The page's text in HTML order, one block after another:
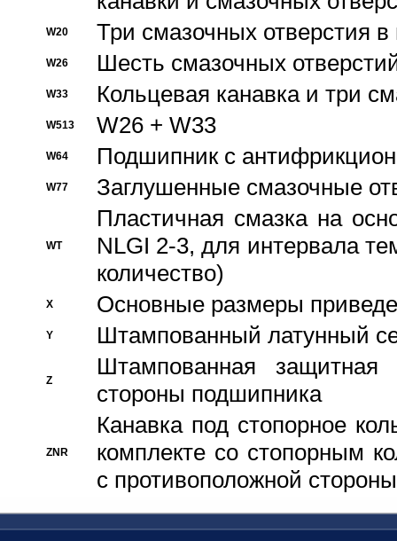
W20 Три смазочных отверстия
W26 Шесть смазочных
W33 Кольцевая канавка и три
W513 W26 + W33
W64 Подшипник с
W77 Заглушенные смазочные
WT
Пластичная смазка на
NLGI 2-3, для интервала
количество)
X Основные размеры
Y Штампованный латунный
Z
Штампованная
стороны подшипника
ZNR
Канавка под стопорное
комплекте со стопорным
с противоположной стороны